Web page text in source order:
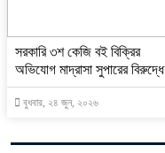
সরকারি ৩শ কেজি বই বিক্রির
অভিযোগ মাদ্রাসা সুপারের বিরুদ্ধে
বুধবার, ২৪ জুন, ২০২৬